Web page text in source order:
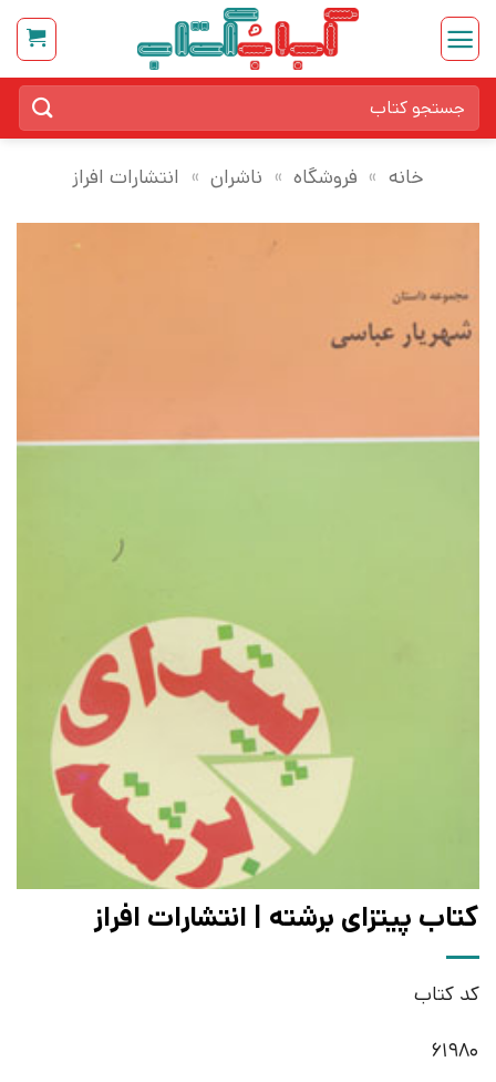
Skip
content
برای:
خانه » فروشگاه » ناشران » انتشارات افراز
کتاب پیتزای برشته | انتشارات افراز
کد کتاب
61980